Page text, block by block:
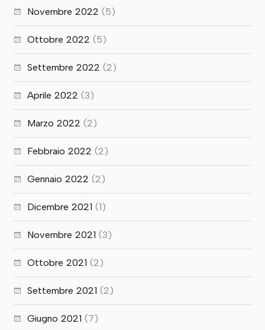
Novembre 2022 (5)
Ottobre 2022 (5)
Settembre 2022 (2)
Aprile 2022 (3)
Marzo 2022 (2)
Febbraio 2022 (2)
Gennaio 2022 (2)
Dicembre 2021 (1)
Novembre 2021 (3)
Ottobre 2021 (2)
Settembre 2021 (2)
Giugno 2021 (7)